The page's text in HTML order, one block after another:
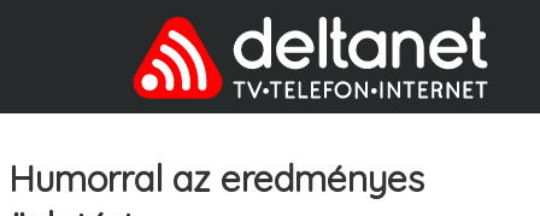
Humorral az eredményes